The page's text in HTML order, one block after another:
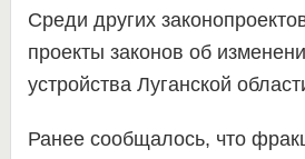
Среди других
проекты законов об
устройства Луганской
Ранее сообщалось, что